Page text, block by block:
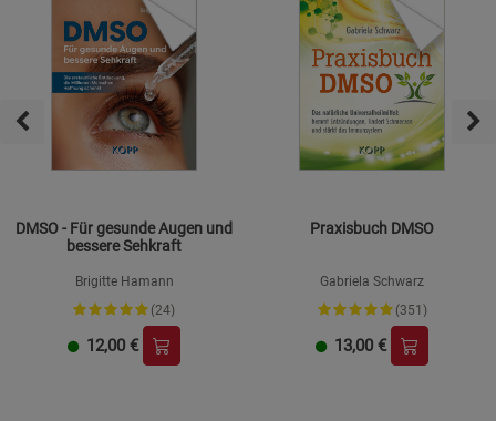
DMSO - Für gesunde Augen und
bessere Sehkraft
Brigitte Hamann
(24)
12,00 €
Praxisbuch DMSO
Gabriela Schwarz
(351)
13,00 €